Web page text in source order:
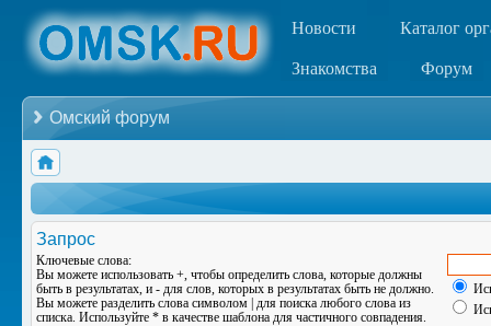
Новости Каталог
Знакомства Форум
Омский форум
Запрос
Ключевые слова:
Вы можете использовать +, чтобы определить слова, которые должны
быть в результатах, и - для слов, которых в результатах быть не должно.
Вы можете разделить слова символом для поиска любого слова из
списка. Используйте * в качестве шаблона для частичного совпадения.